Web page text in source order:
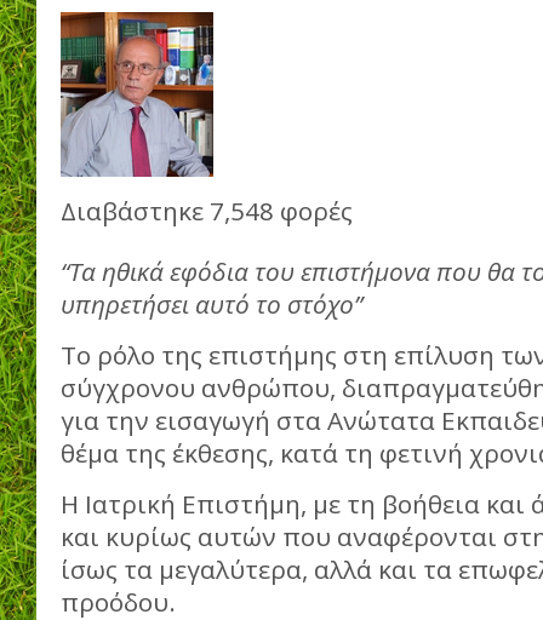
Διαβάστηκε 7,548 φορές
“Τα ηθικά εφόδια του επιστήμονα που θα
υπηρετήσει αυτό το στόχο”
Το ρόλο της επιστήμης στη επίλυση
σύγχρονου ανθρώπου,
για την εισαγωγή στα Ανώτατα
θέμα της έκθεσης, κατά τη φετινή
Η Ιατρική Επιστήμη, με τη βοήθεια
και κυρίως αυτών που αναφέρονται
ίσως τα μεγαλύτερα, αλλά και τα
προόδου.